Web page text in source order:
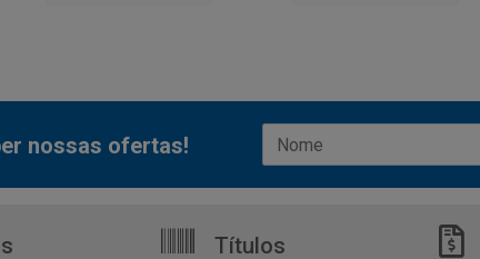
nossas ofertas!
Títulos